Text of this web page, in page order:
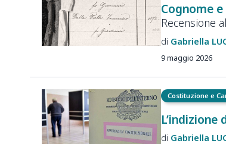
Cognome
Recensione
Gabriella
9 maggio 2026
Costituzione e
Gabriella